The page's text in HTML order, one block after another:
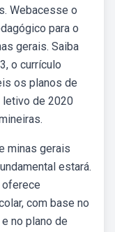
Webacesse o
para o
gerais. Saiba
o currículo
os planos de
letivo de 2020
minas gerais
estará.
com base no
no plano de